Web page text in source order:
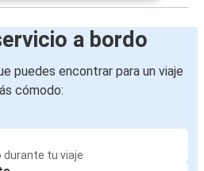
a bordo
puedes encontrar para un viaje
cómodo:
tu viaje